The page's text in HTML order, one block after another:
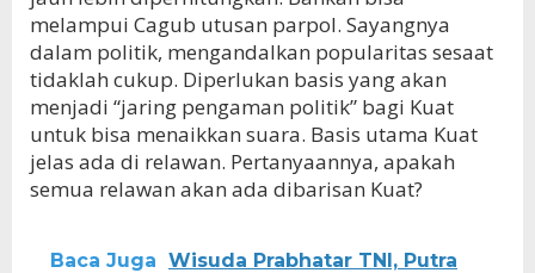
melampui Cagub utusan parpol. Sayangnya
dalam politik, mengandalkan popularitas sesaat
tidaklah cukup. Diperlukan basis yang akan
menjadi “jaring pengaman politik” bagi Kuat
untuk bisa menaikkan suara. Basis utama Kuat
jelas ada di relawan. Pertanyaannya, apakah
semua relawan akan ada dibarisan Kuat?
Baca Juga Wisuda Prabhatar TNI, Putra